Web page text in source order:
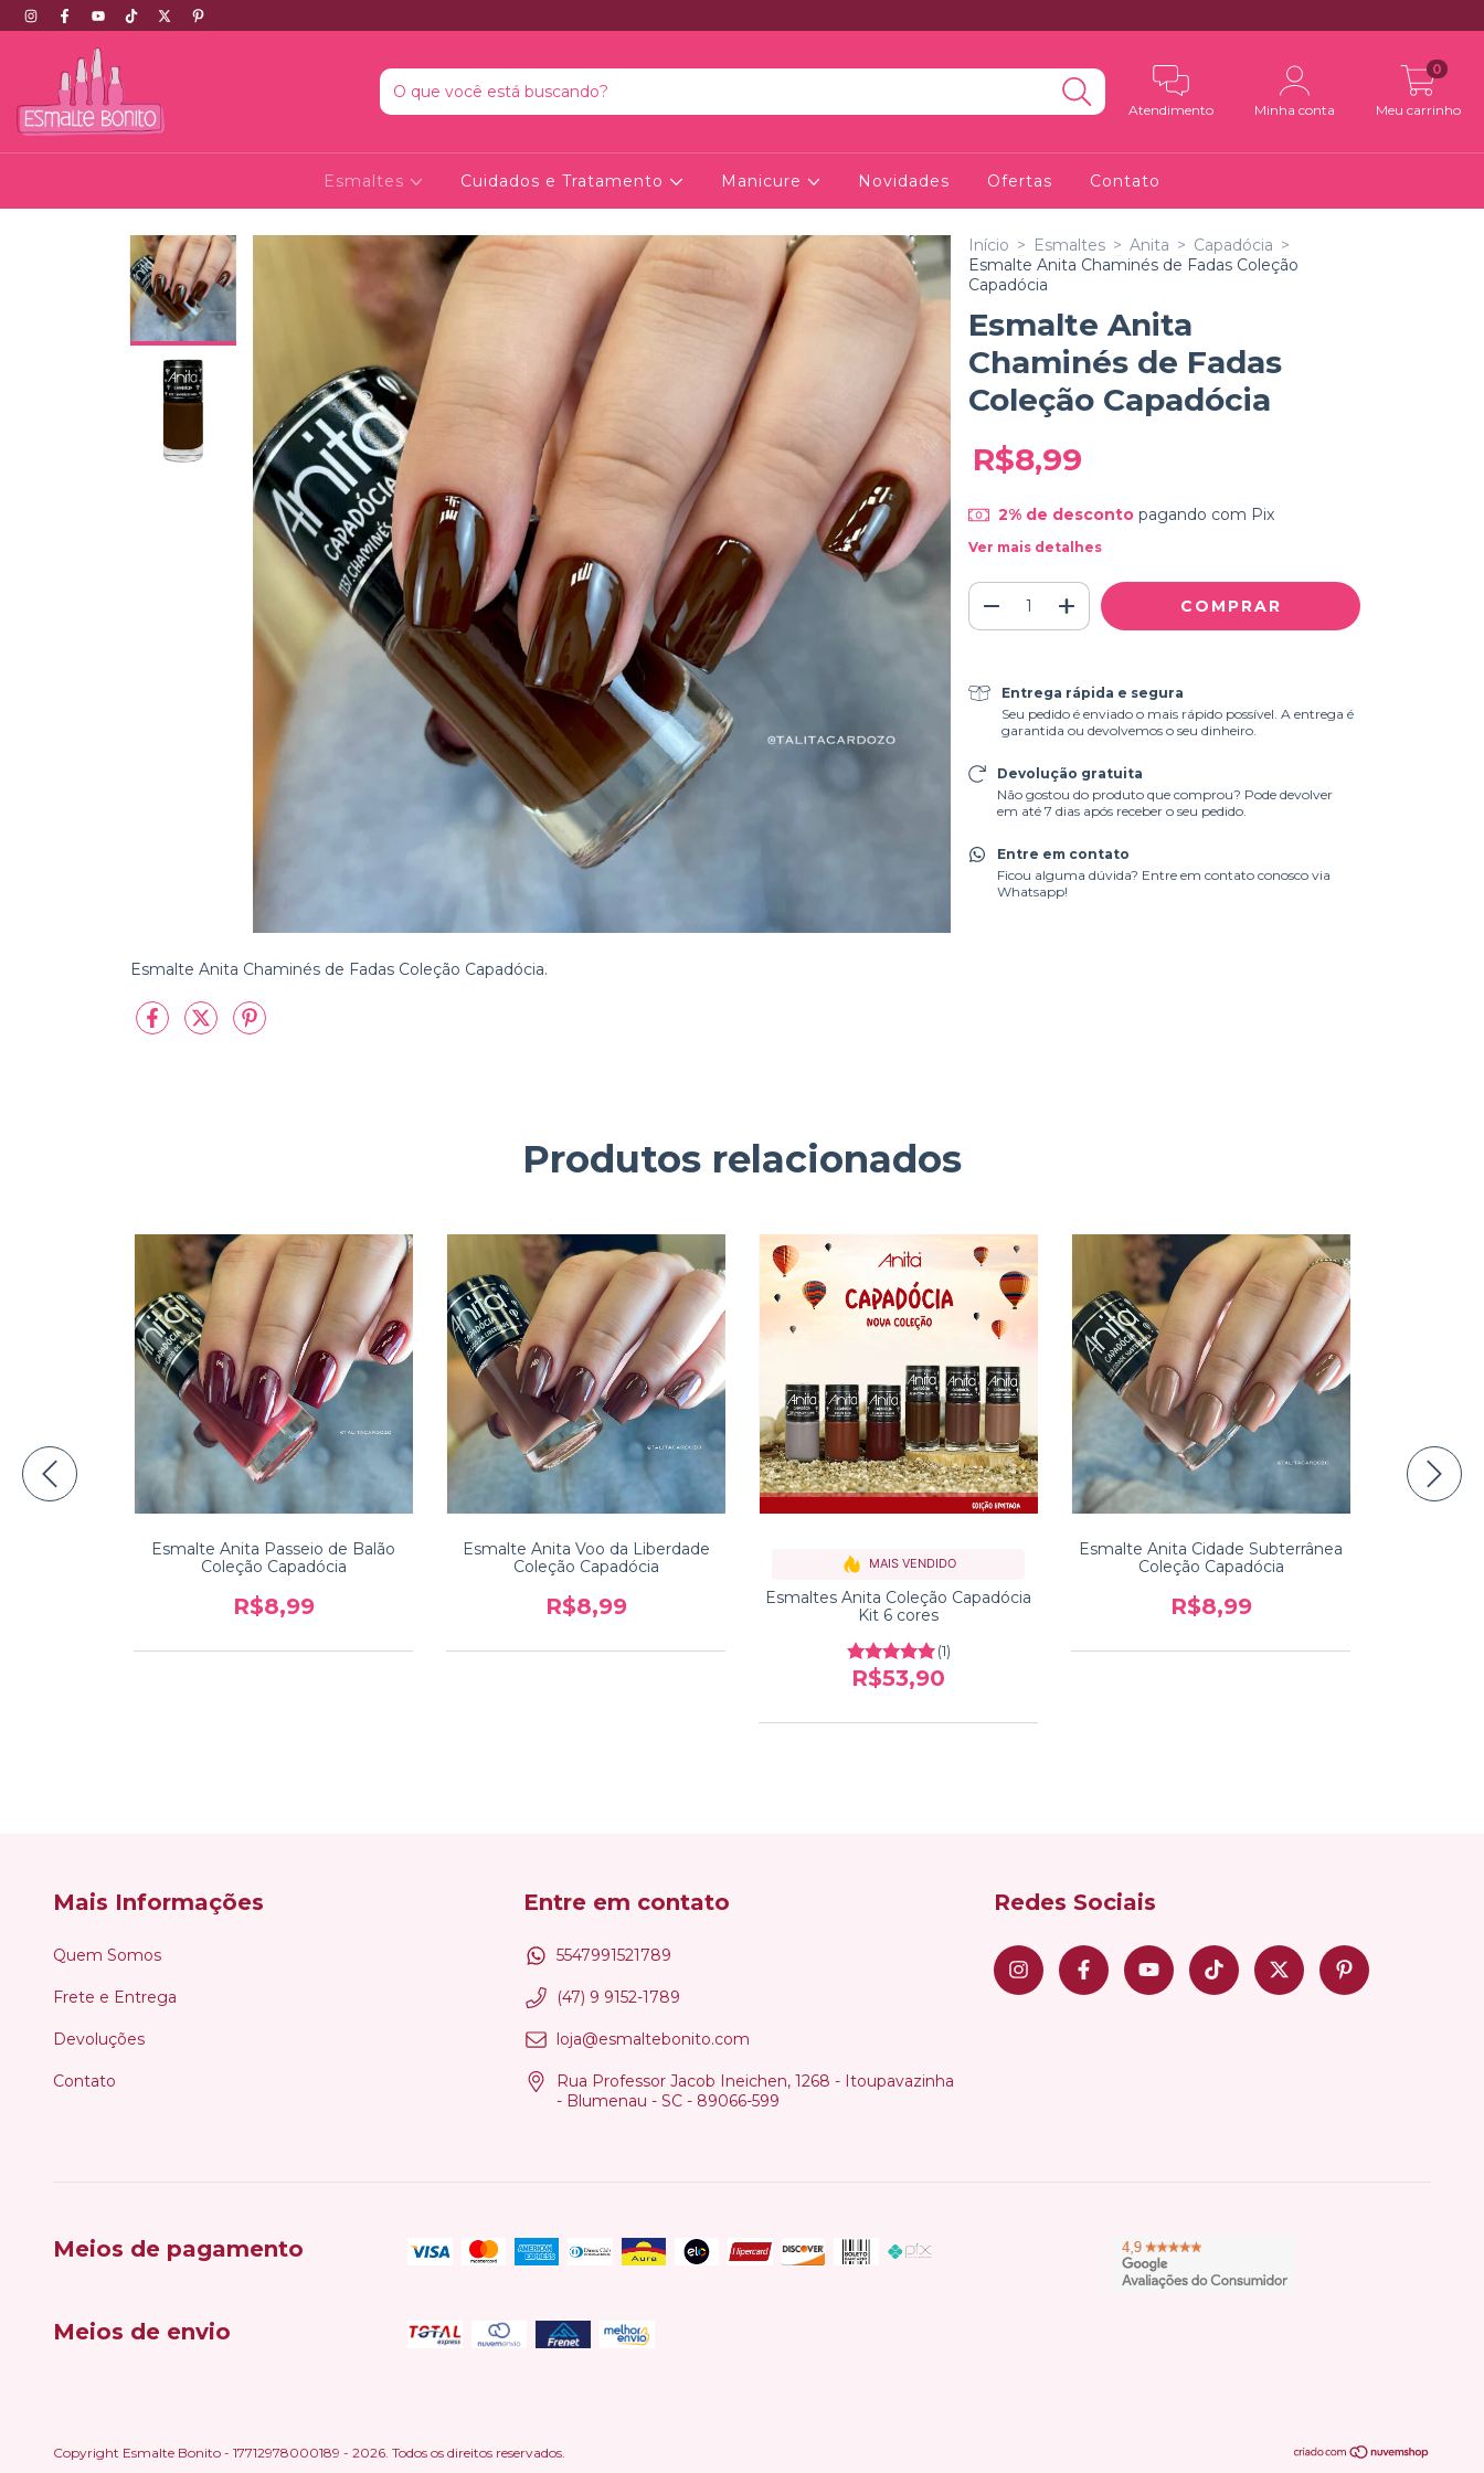
Atendimento Minha conta Meu carrinho
0
Esmaltes Cuidados e Tratamento Manicure Novidades Ofertas Contato
Esmalte Anita Chaminés de Fadas Coleção Capadócia.
Início > Esmaltes > Anita > Capadócia >
Esmalte Anita Chaminés de Fadas Coleção
Capadócia
Esmalte Anita
Chaminés de Fadas
Coleção Capadócia
R$8,99
2% de descontopagando com Pix
Ver mais detalhes
Entrega rápida e segura
Seu pedido é enviado o mais rápido possível. A entrega é
garantida ou devolvemos o seu dinheiro.
Devolução gratuita
Não gostou do produto que comprou? Pode devolver
em até 7 dias após receber o seu pedido.
Entre em contato
Ficou alguma dúvida? Entre em contato conosco via
Whatsapp!
Produtos relacionados
Esmalte Anita Passeio de Balão
Coleção Capadócia
R$8,99
Esmalte Anita Voo da Liberdade
Coleção Capadócia
R$8,99
MAIS VENDIDO
Esmaltes Anita Coleção Capadócia
Kit 6 cores
(1)
R$53,90
Esmalte Anita Cidade Subterrânea
Coleção Capadócia
R$8,99
Mais Informações
Quem Somos
Frete e Entrega
Devoluções
Contato
Entre em contato
5547991521789
(47) 9 9152-1789
loja@esmaltebonito.com
Rua Professor Jacob Ineichen, 1268 - Itoupavazinha
- Blumenau - SC - 89066-599
Redes Sociais
Meios de pagamento
Meios de envio
Copyright Esmalte Bonito - 17712978000189 - 2026. Todos os direitos reservados.